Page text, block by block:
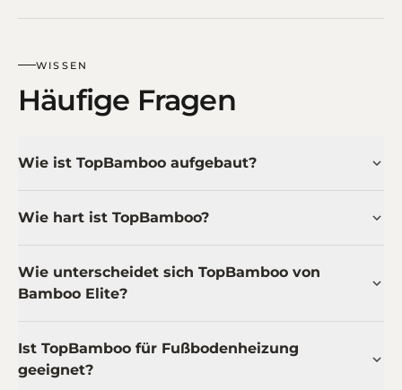
WISSEN
Häufige Fragen
Wie ist TopBamboo aufgebaut?
Wie hart ist TopBamboo?
Wie unterscheidet sich TopBamboo von
Bamboo Elite?
Ist TopBamboo für Fußbodenheizung
geeignet?